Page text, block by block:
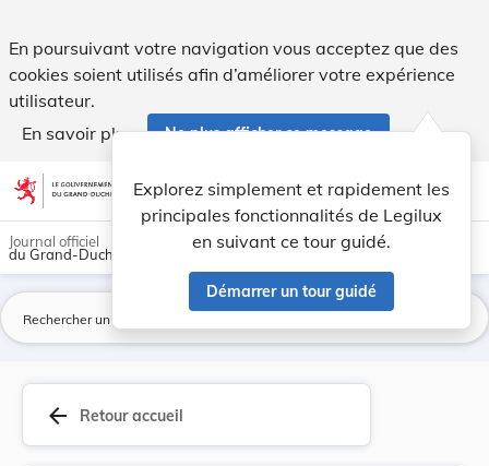
En poursuivant votre navigation vous acceptez que des
cookies soient utilisés afin d’améliorer votre expérience
utilisateur.
En savoir plus
Ne plus afficher ce message
Aller au contenu account_circle help Aide
Explorez simplement et rapidement les
principales fonctionnalités de Legilux
en suivant ce tour guidé.
Démarrer un tour guidé
light_mode dark_mode
Journal officiel
du Grand-Duché de Luxembourg
arrow_back Retour accueil